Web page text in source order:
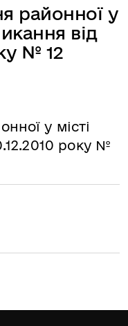
районної у
від
№ 12
у місті
року №